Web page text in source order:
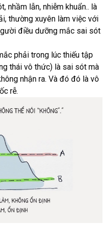
nhầm lẫn, nhiễm khuẩn.. là
thường xuyên làm việc với
điều dưỡng mắc sai sót
phải trong lúc thiếu tập
thái vô thức) là sai sót mà
nhận ra. Và đó đó là vô
rễ.